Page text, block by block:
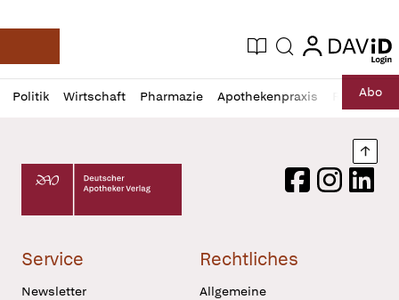
Deutsche Apotheker Zeitung
Aktuelle Ausgabe
Suche login
login
Politik Wirtschaft Pharmazie Apothekenpraxis RechtAbo
Profil
öffnen
Daz
Pur
Deutscher Apotheker Verlag Logo
FacebookInstagram
Service
Newsletter
Rechtliches
Allgemeine